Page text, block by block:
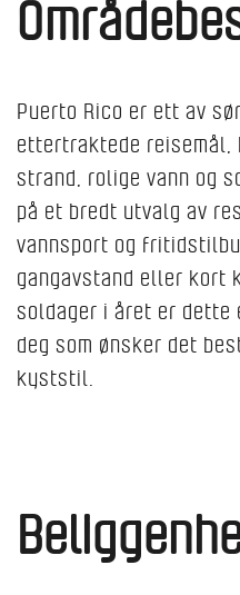
Puerto Rico er ett av
ettertraktede
strand, rolige vann og
på et bredt utvalg av
vannsport og
gangavstand eller kort
soldager i året er
deg som ønsker det
kyststil.